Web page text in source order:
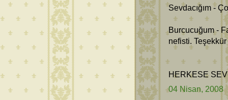
Sevdacığım -
Burcucuğum -
nefisti.
HERKESE
04 Nisan, 2008